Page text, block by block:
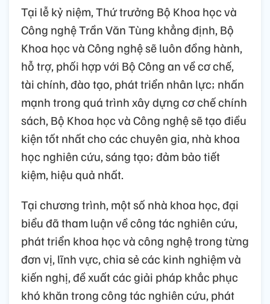
Tại lễ kỷ niệm, Thứ trưởng Bộ Khoa học và
Công nghệ Trần Văn Tùng khẳng định, Bộ
Khoa học và Công nghệ sẽ luôn đồng hành,
hỗ trợ, phối hợp với Bộ Công an về cơ chế,
tài chính, đào tạo, phát triển nhân lực; nhấn
mạnh trong quá trình xây dựng cơ chế chính
sách, Bộ Khoa học và Công nghệ sẽ tạo điều
kiện tốt nhất cho các chuyên gia, nhà khoa
học nghiên cứu, sáng tạo; đảm bảo tiết
kiệm, hiệu quả nhất.
Tại chương trình, một số nhà khoa học, đại
biểu đã tham luận về công tác nghiên cứu,
phát triển khoa học và công nghệ trong từng
đơn vị, lĩnh vực, chia sẻ các kinh nghiệm và
kiến nghị, đề xuất các giải pháp khắc phục
khó khăn trong công tác nghiên cứu, phát